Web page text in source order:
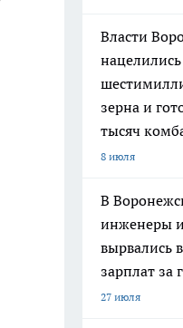
Власти
зерна и
тысяч
8 июля
В
инженеры
вырвались
зарплат за
27 июля